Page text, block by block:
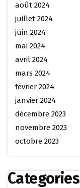
août 2024
juillet 2024
juin 2024
mai 2024
avril 2024
mars 2024
février 2024
janvier 2024
décembre 2023
novembre 2023
octobre 2023
Categories